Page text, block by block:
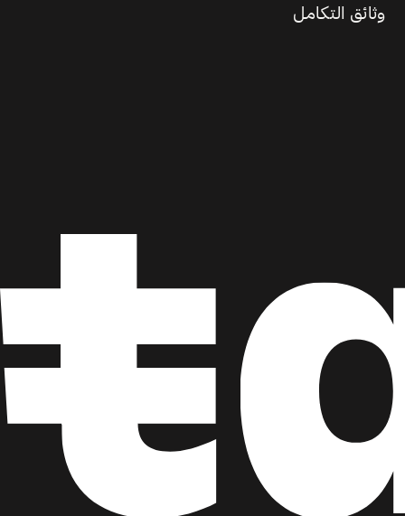
وثائق التكامل